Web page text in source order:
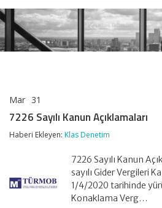
Mar 31
Kanun
Açıklamaları
7226 Sayılı Kanun Açıklamaları
Haberi Ekleyen: Klas Denetim
7226 Sayılı Kanun
sayılı Gider Vergileri
1/4/2020 tarihinde
Konaklama Verg…